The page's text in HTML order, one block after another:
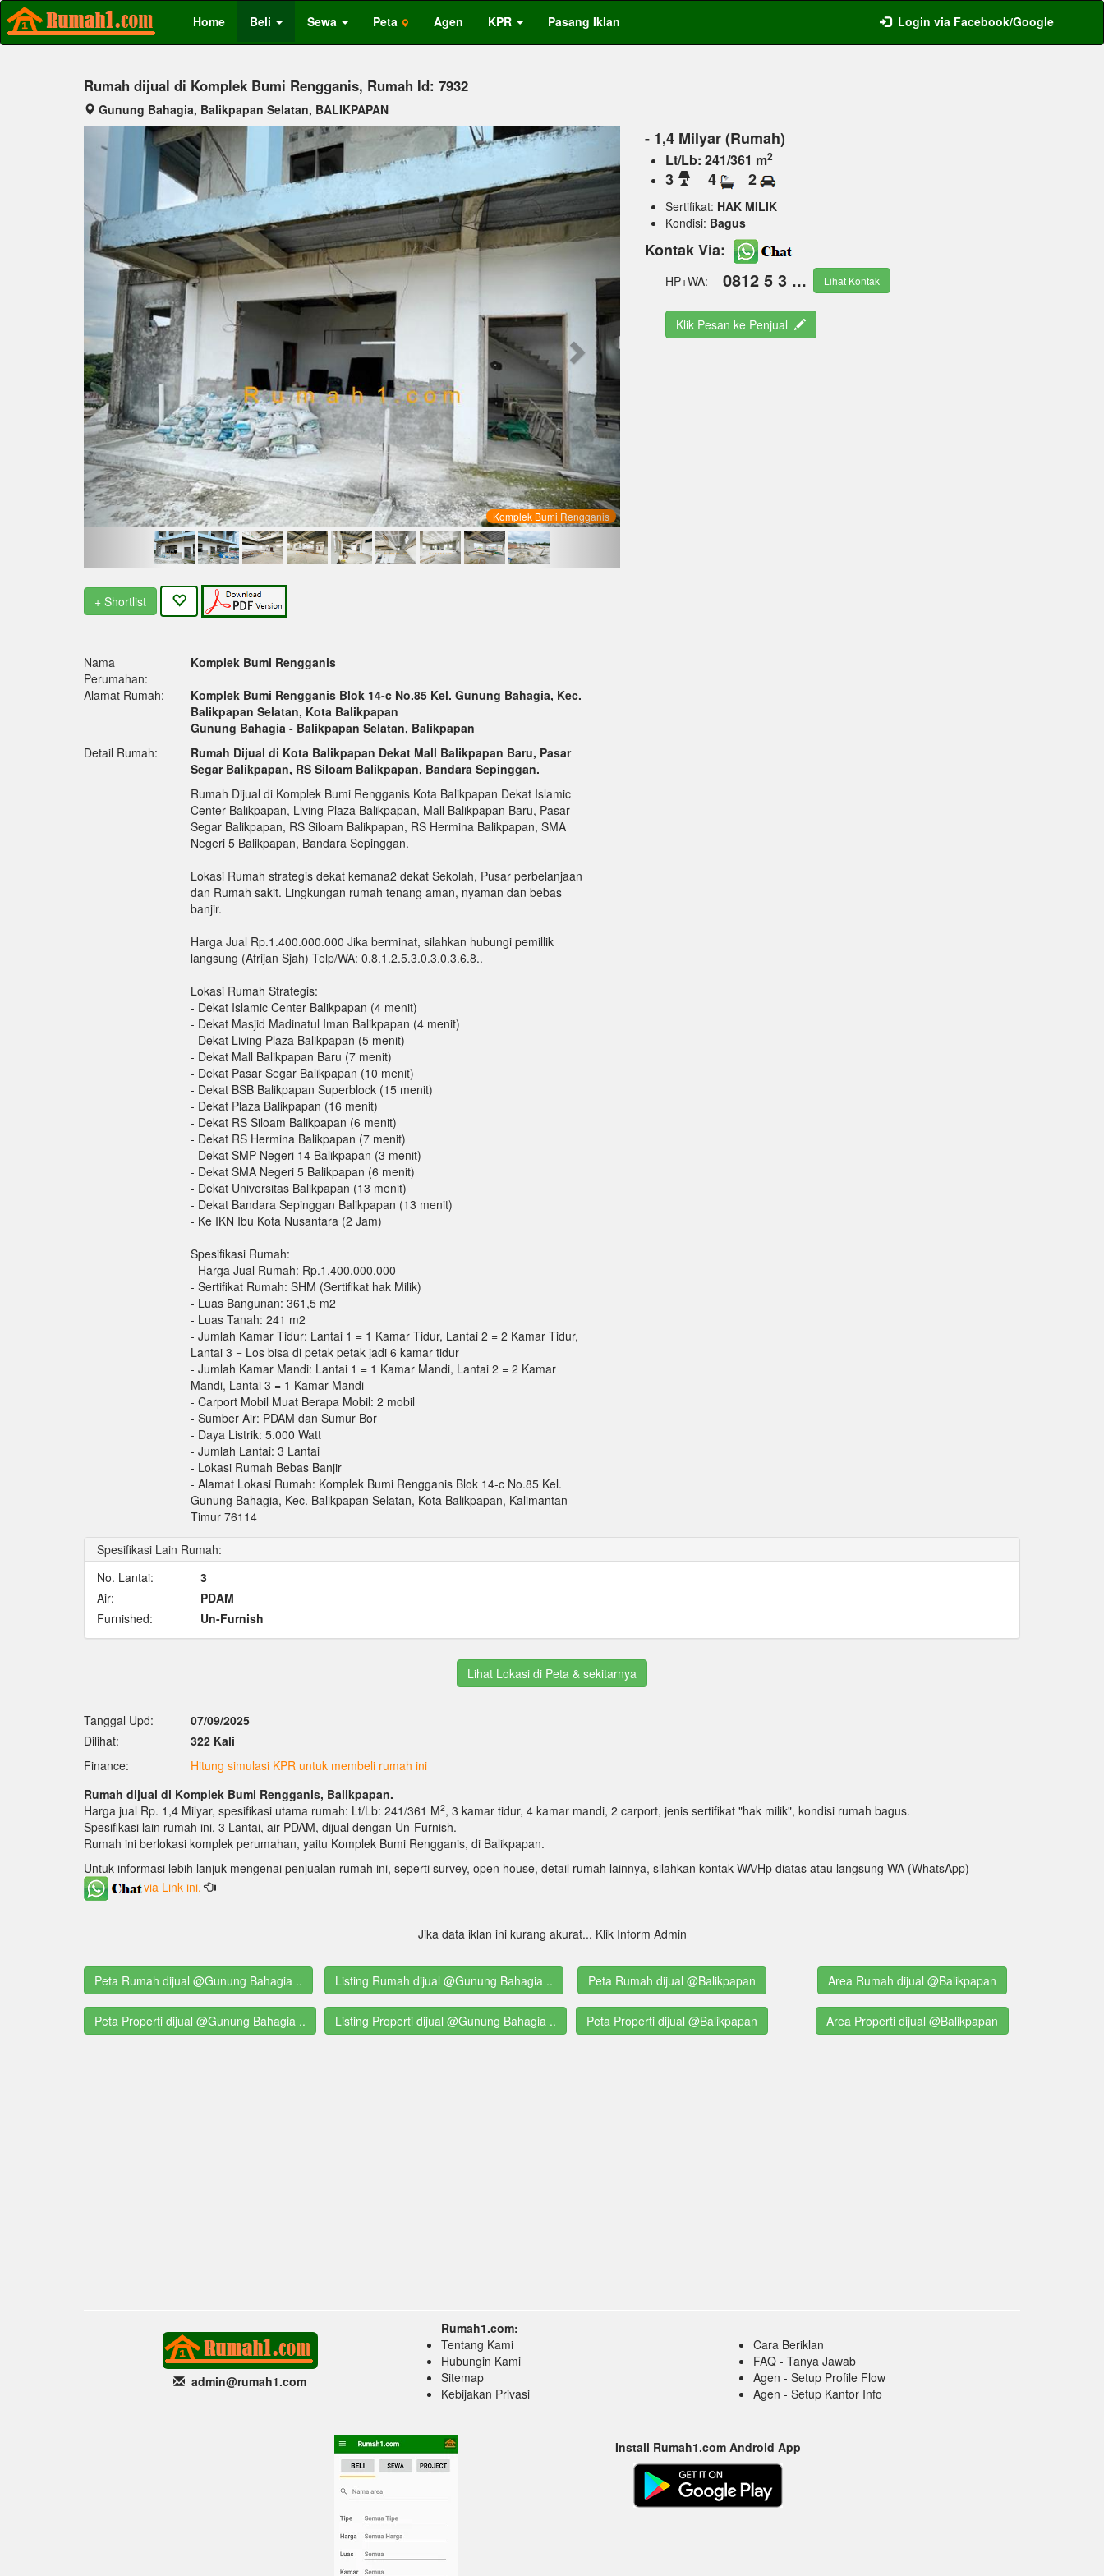
Home Beli Sewa Peta Agen KPR Pasang Iklan Login via Facebook/Google
Rumah dijual di Komplek Bumi Rengganis, Rumah Id: 7932
Gunung Bahagia, Balikpapan Selatan, BALIKPAPAN
Komplek Bumi Rengganis
Previous Next
+ Shortlist
- 1,4 Milyar (Rumah)
Lt/Lb: 241/361 m2
3 4 2
Sertifikat: HAK MILIK
Kondisi: Bagus
Kontak Via:
HP+WA: 0812 5 3 ... Lihat Kontak
Klik Pesan ke Penjual
Nama
Perumahan:
Komplek Bumi Rengganis
Alamat Rumah:
Komplek Bumi Rengganis Blok 14-c No.85 Kel. Gunung Bahagia, Kec.
Balikpapan Selatan, Kota Balikpapan
Gunung Bahagia - Balikpapan Selatan, Balikpapan
Detail Rumah:
Rumah Dijual di Kota Balikpapan Dekat Mall Balikpapan Baru, Pasar
Segar Balikpapan, RS Siloam Balikpapan, Bandara Sepinggan.
Rumah Dijual di Komplek Bumi Rengganis Kota Balikpapan Dekat Islamic
Center Balikpapan, Living Plaza Balikpapan, Mall Balikpapan Baru, Pasar
Segar Balikpapan, RS Siloam Balikpapan, RS Hermina Balikpapan, SMA
Negeri 5 Balikpapan, Bandara Sepinggan.
Lokasi Rumah strategis dekat kemana2 dekat Sekolah, Pusar perbelanjaan
dan Rumah sakit. Lingkungan rumah tenang aman, nyaman dan bebas
banjir.
Harga Jual Rp.1.400.000.000 Jika berminat, silahkan hubungi pemillik
langsung (Afrijan Sjah) Telp/WA: 0.8.1.2.5.3.0.3.0.3.6.8..
Lokasi Rumah Strategis:
- Dekat Islamic Center Balikpapan (4 menit)
- Dekat Masjid Madinatul Iman Balikpapan (4 menit)
- Dekat Living Plaza Balikpapan (5 menit)
- Dekat Mall Balikpapan Baru (7 menit)
- Dekat Pasar Segar Balikpapan (10 menit)
- Dekat BSB Balikpapan Superblock (15 menit)
- Dekat Plaza Balikpapan (16 menit)
- Dekat RS Siloam Balikpapan (6 menit)
- Dekat RS Hermina Balikpapan (7 menit)
- Dekat SMP Negeri 14 Balikpapan (3 menit)
- Dekat SMA Negeri 5 Balikpapan (6 menit)
- Dekat Universitas Balikpapan (13 menit)
- Dekat Bandara Sepinggan Balikpapan (13 menit)
- Ke IKN Ibu Kota Nusantara (2 Jam)
Spesifikasi Rumah:
- Harga Jual Rumah: Rp.1.400.000.000
- Sertifikat Rumah: SHM (Sertifikat hak Milik)
- Luas Bangunan: 361,5 m2
- Luas Tanah: 241 m2
- Jumlah Kamar Tidur: Lantai 1 = 1 Kamar Tidur, Lantai 2 = 2 Kamar Tidur,
Lantai 3 = Los bisa di petak petak jadi 6 kamar tidur
- Jumlah Kamar Mandi: Lantai 1 = 1 Kamar Mandi, Lantai 2 = 2 Kamar
Mandi, Lantai 3 = 1 Kamar Mandi
- Carport Mobil Muat Berapa Mobil: 2 mobil
- Sumber Air: PDAM dan Sumur Bor
- Daya Listrik: 5.000 Watt
- Jumlah Lantai: 3 Lantai
- Lokasi Rumah Bebas Banjir
- Alamat Lokasi Rumah: Komplek Bumi Rengganis Blok 14-c No.85 Kel.
Gunung Bahagia, Kec. Balikpapan Selatan, Kota Balikpapan, Kalimantan
Timur 76114
Spesifikasi Lain Rumah:
No. Lantai:
3
Air:
PDAM
Furnished:
Un-Furnish
Lihat Lokasi di Peta & sekitarnya
Tanggal Upd:
07/09/2025
Dilihat:
322 Kali
Finance:
Hitung simulasi KPR untuk membeli rumah ini
Rumah dijual di Komplek Bumi Rengganis, Balikpapan.
Harga jual Rp. 1,4 Milyar, spesifikasi utama rumah: Lt/Lb: 241/361 M2, 3 kamar tidur, 4 kamar mandi, 2 carport, jenis sertifikat "hak milik", kondisi rumah bagus.
Spesifikasi lain rumah ini, 3 Lantai, air PDAM, dijual dengan Un-Furnish.
Rumah ini berlokasi komplek perumahan, yaitu Komplek Bumi Rengganis, di Balikpapan.
Untuk informasi lebih lanjuk mengenai penjualan rumah ini, seperti survey, open house, detail rumah lainnya, silahkan kontak WA/Hp diatas atau langsung WA (WhatsApp)
via Link ini.
Jika data iklan ini kurang akurat... Klik Inform Admin
Peta Rumah dijual @Gunung Bahagia .. Listing Rumah dijual @Gunung Bahagia .. Peta Rumah dijual @Balikpapan Area Rumah dijual @Balikpapan
Peta Properti dijual @Gunung Bahagia .. Listing Properti dijual @Gunung Bahagia .. Peta Properti dijual @Balikpapan Area Properti dijual @Balikpapan
admin@rumah1.com
Rumah1.com:
Tentang Kami
Hubungin Kami
Sitemap
Kebijakan Privasi
Cara Beriklan
FAQ - Tanya Jawab
Agen - Setup Profile Flow
Agen - Setup Kantor Info
Install Rumah1.com Android App